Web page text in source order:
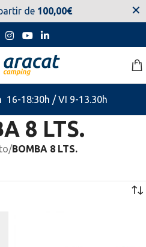
Disculpen las molestias.
16-18:30h / VI 9-13.30h
8 LTS.
/BOMBA 8 LTS.
de 100,00€ ✕